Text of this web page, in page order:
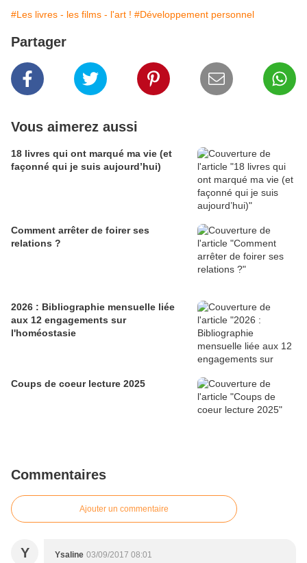
#Les livres - les films - l'art ! #Développement personnel
Partager
Vous aimerez aussi
18 livres qui ont marqué ma vie (et
façonné qui je suis aujourd’hui)
Comment arrêter de foirer ses
relations ?
2026 : Bibliographie mensuelle liée
aux 12 engagements sur
l'homéostasie
Coups de coeur lecture 2025
Commentaires
Ajouter un commentaire
Y Ysaline 03/09/2017 08:01